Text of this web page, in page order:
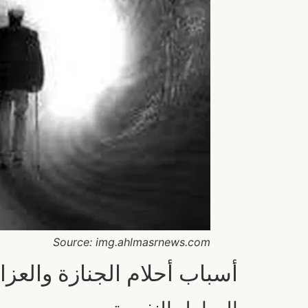
Source: img.ahlmasrnews.com
أسباب أحلام الجنازة